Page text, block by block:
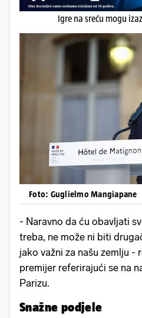
Igre na sreću mogu
Foto: Guglielmo Mangiapane
- Naravno da ću obavljati
treba, ne može ni biti
jako važni za našu zemlju -
premijer referirajući se na
Parizu.
Snažne podjele